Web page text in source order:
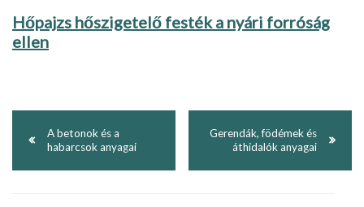
Hőpajzs hőszigetelő festék a nyári forróság
ellen
A betonok és a
habarcsok anyagai
Gerendák, födémek és
áthidalók anyagai